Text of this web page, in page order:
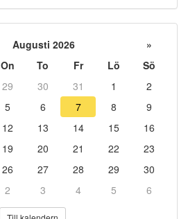
Augusti 2026
»
On To Fr Lö Sö
29 30 31 1 2
5 6 7 8 9
12 13 14 15 16
19 20 21 22 23
26 27 28 29 30
2 3 4 5 6